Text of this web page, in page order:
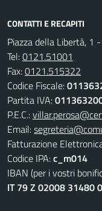
CONTATTI E RECAPITI
Piazza della Libertà, 1
Tel:0121.51001
Fax:0121.515322
Codice Fiscale:
Partita IVA:
P.E.C.:
Email:
Fatturazione
Codice IPA:c_m014
IBAN (per i vostri
IT 79 Z 02008 31480